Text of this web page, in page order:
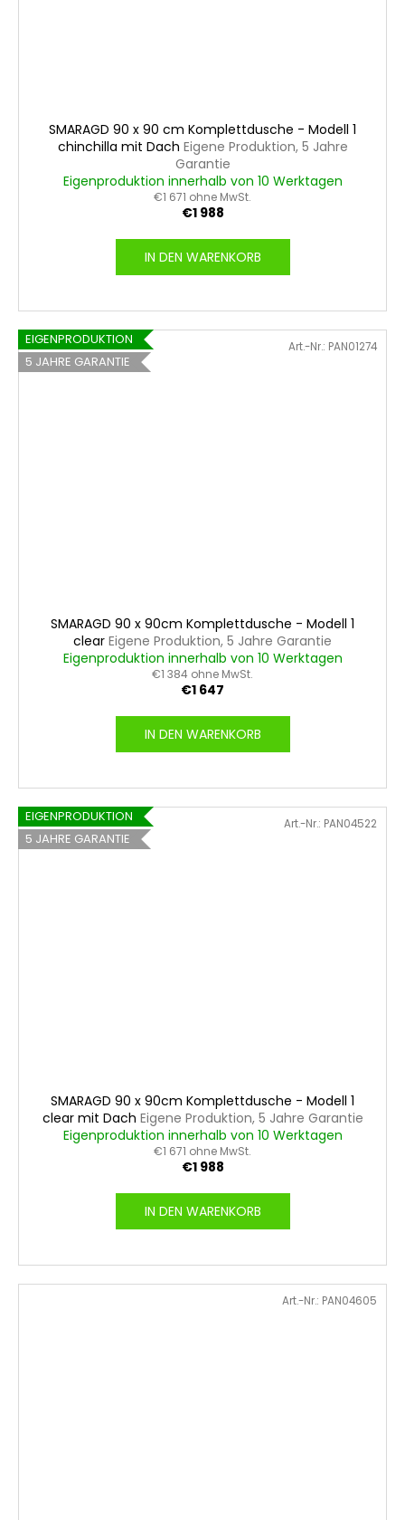
SMARAGD 90 x 90 cm Komplettdusche - Modell 1
chinchilla mit Dach Eigene Produktion, 5 Jahre
Garantie
Eigenproduktion innerhalb von 10 Werktagen
€1 671 ohne MwSt.
€1 988
IN DEN WARENKORB
EIGENPRODUKTION
5 JAHRE GARANTIE
SMARAGD 90 x 90cm Komplettdusche - Modell 1
clear Eigene Produktion, 5 Jahre Garantie
Eigenproduktion innerhalb von 10 Werktagen
€1 384 ohne MwSt.
€1 647
IN DEN WARENKORB
Art.-Nr.: PAN01274
EIGENPRODUKTION
5 JAHRE GARANTIE
SMARAGD 90 x 90cm Komplettdusche - Modell 1
clear mit Dach Eigene Produktion, 5 Jahre Garantie
Eigenproduktion innerhalb von 10 Werktagen
€1 671 ohne MwSt.
€1 988
IN DEN WARENKORB
Art.-Nr.: PAN04522
Art.-Nr.: PAN04605